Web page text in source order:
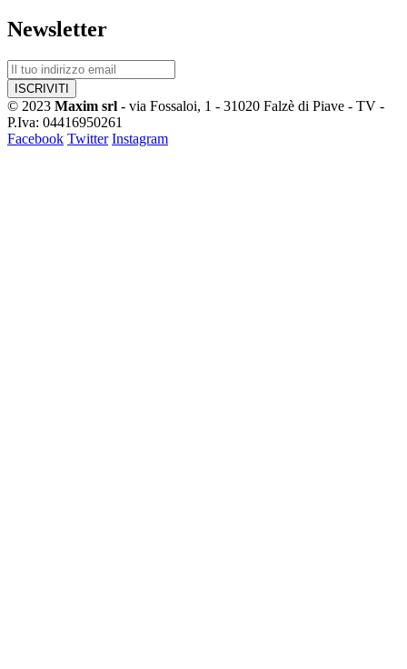
Newsletter
© 2023 Maxim srl - via Fossaloi, 1 - 31020 Falzè di Piave - TV -
P.Iva: 04416950261
Facebook Twitter Instagram